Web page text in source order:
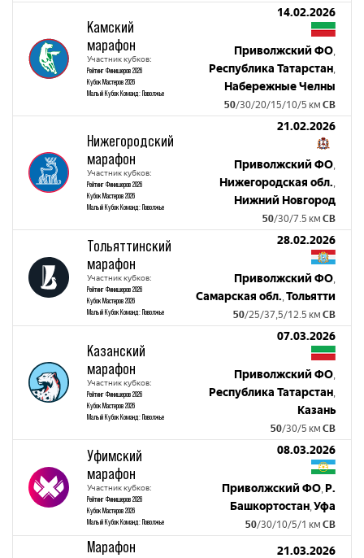
Камский
марафон
Участник кубков:
Рейтинг Финишеров 2026
Кубок Мастеров 2026
Малый Кубок Команд: Поволжье
14.02.2026
Приволжский ФО,
Республика Татарстан,
Набережные Челны
50/30/20/15/10/5 км СВ
Нижегородский
марафон
Участник кубков:
Рейтинг Финишеров 2026
Кубок Мастеров 2026
Малый Кубок Команд: Поволжье
21.02.2026
Приволжский ФО,
Нижегородская обл.,
Нижний Новгород
50/30/7.5 км СВ
Тольяттинский
марафон
Участник кубков:
Рейтинг Финишеров 2026
Кубок Мастеров 2026
Малый Кубок Команд: Поволжье
28.02.2026
Приволжский ФО,
Самарская обл.,Тольятти
50/25/37,5/12.5 км СВ
Казанский
марафон
Участник кубков:
Рейтинг Финишеров 2026
Кубок Мастеров 2026
Малый Кубок Команд: Поволжье
07.03.2026
Приволжский ФО,
Республика Татарстан,
Казань
50/30/5 км СВ
Уфимский
марафон
Участник кубков:
Рейтинг Финишеров 2026
Кубок Мастеров 2026
Малый Кубок Команд: Поволжье
08.03.2026
Приволжский ФО, Р.
Башкортостан,Уфа
50/30/10/5/1 км СВ
Марафон
21.03.2026